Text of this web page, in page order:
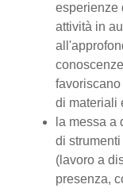
esperienze
attività in
di materiali
la messa a
di
(lavoro a
presenza,